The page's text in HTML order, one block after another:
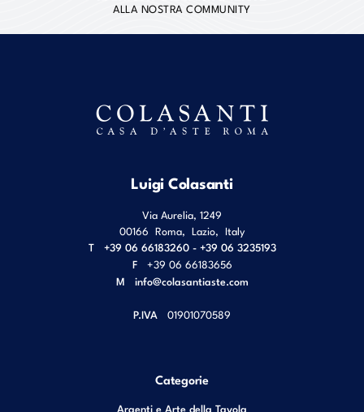
ALLA NOSTRA COMMUNITY
Luigi Colasanti
Via Aurelia, 1249
00166 Roma Lazio Italy
T
+39 06 66183260 - +39 06 3235193
F
+39 06 66183656
M info@colasantiaste.com
P.IVA 01901070589
Categorie
Argenti e Arte della Tavola